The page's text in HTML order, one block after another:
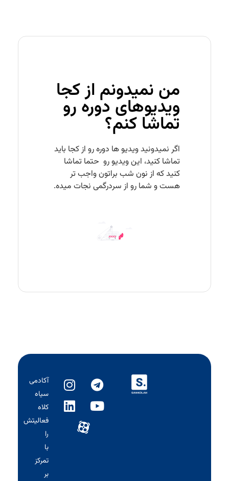
من نمیدونم از کجا
ویدیوهای دوره رو
تماشا کنم؟
اگر نمیدونید ویدیو ها دوره رو از کجا باید
تماشا کنید، این ویدیو رو حتما تماشا
کنید که از نون شب براتون واجب تر
هست و شما رو از سردرگمی نجات میده.
آکادمی
سیاه‌
کلاه
فعالیتش
را
با
تمرکز
بر